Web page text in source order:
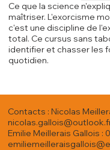
Ce que la science
maîtriser. L'exorcisme
c'est une discipline de
total. Ce cursus sans
identifier et chasser les
quotidien.
Contacts : Nicolas
Emilie Meillerais Gallois :